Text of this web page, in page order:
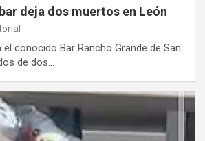
deja dos muertos en León
conocido Bar Rancho Grande de San
de dos…